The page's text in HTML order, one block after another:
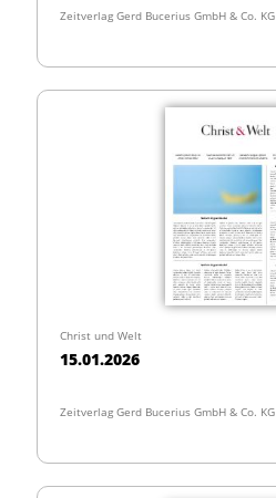
Zeitverlag Gerd Bucerius GmbH & Co. KG
Christ und Welt
15.01.2026
Zeitverlag Gerd Bucerius GmbH & Co. KG